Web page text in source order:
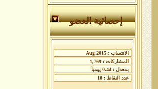
إحصائية العضو